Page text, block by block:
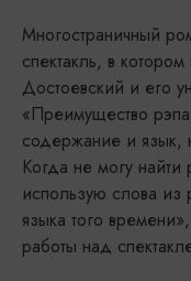
Многостраничный
спектакль, в
Достоевский и его
«Преимущество рэпа
содержание и язык,
Когда не могу
использую слова из
языка того
работы над